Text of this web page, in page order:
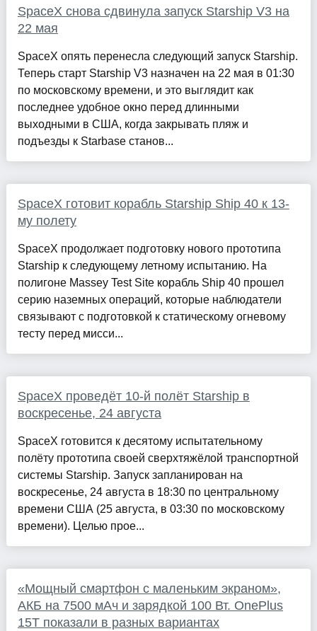
SpaceX снова сдвинула запуск Starship V3 на
22 мая
SpaceX опять перенесла следующий запуск Starship.
Теперь старт Starship V3 назначен на 22 мая в 01:30
по московскому времени, и это выглядит как
последнее удобное окно перед длинными
выходными в США, когда закрывать пляж и
подъезды к Starbase станов...
SpaceX готовит корабль Starship Ship 40 к 13-
му полету
SpaceX продолжает подготовку нового прототипа
Starship к следующему летному испытанию. На
полигоне Massey Test Site корабль Ship 40 прошел
серию наземных операций, которые наблюдатели
связывают с подготовкой к статическому огневому
тесту перед мисси...
SpaceX проведёт 10-й полёт Starship в
воскресенье, 24 августа
SpaceX готовится к десятому испытательному
полёту прототипа своей сверхтяжёлой транспортной
системы Starship. Запуск запланирован на
воскресенье, 24 августа в 18:30 по центральному
времени США (25 августа, в 03:30 по московскому
времени). Целью прое...
«Мощный смартфон с маленьким экраном»,
АКБ на 7500 мАч и зарядкой 100 Вт. OnePlus
15T показали в разных вариантах